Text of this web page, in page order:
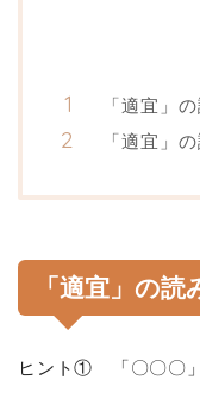
「適宜」
「適宜」
「適宜」の
ヒント① 「〇〇〇」